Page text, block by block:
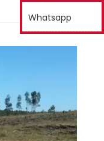
Whatsapp